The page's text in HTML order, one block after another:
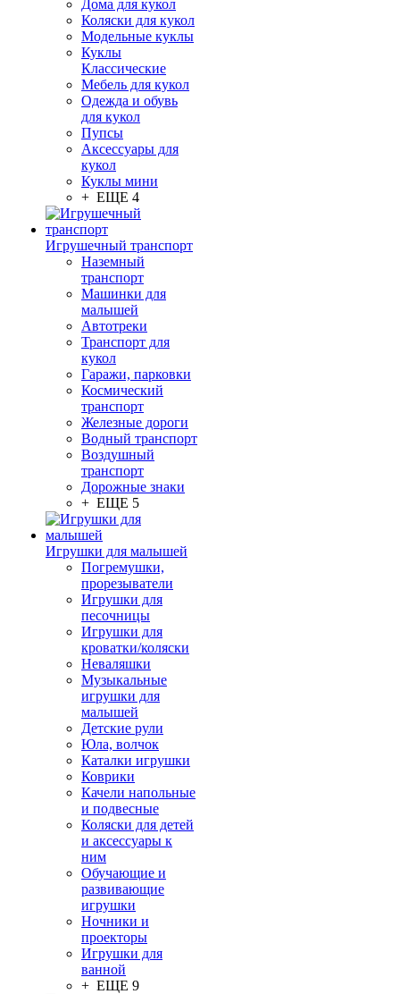
Дома для кукол
Коляски для кукол
Модельные куклы
Куклы
Классические
Мебель для кукол
Одежда и обувь
для кукол
Пупсы
Аксессуары для
кукол
Куклы мини
+ ЕЩЕ 4
Игрушечный транспорт
Наземный
транспорт
Машинки для
малышей
Автотреки
Транспорт для
кукол
Гаражи, парковки
Космический
транспорт
Железные дороги
Водный транспорт
Воздушный
транспорт
Дорожные знаки
+ ЕЩЕ 5
Игрушки для малышей
Погремушки,
прорезыватели
Игрушки для
песочницы
Игрушки для
кроватки/коляски
Неваляшки
Музыкальные
игрушки для
малышей
Детские рули
Юла, волчок
Каталки игрушки
Коврики
Качели напольные
и подвесные
Коляски для детей
и аксессуары к
ним
Обучающие и
развивающие
игрушки
Ночники и
проекторы
Игрушки для
ванной
+ ЕЩЕ 9